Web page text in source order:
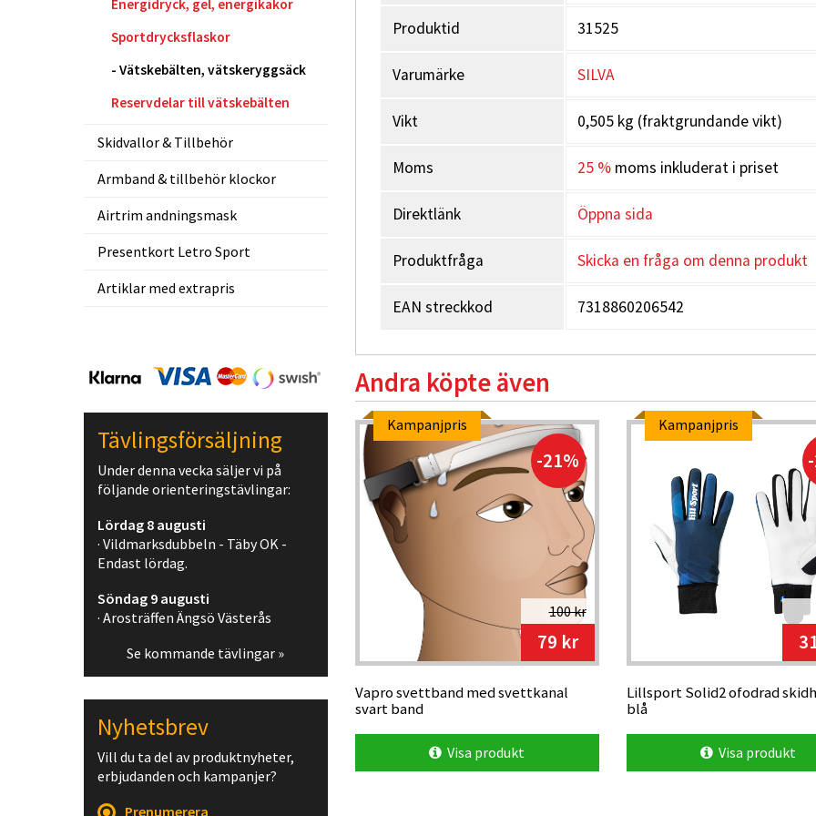
Energidryck, gel, energikakor
Sportdrycksflaskor
Vätskebälten, vätskeryggsäck
Reservdelar till vätskebälten
Skidvallor & Tillbehör
Armband & tillbehör klockor
Airtrim andningsmask
Presentkort Letro Sport
Artiklar med extrapris
Bärsystemet Silva Embrace
vikten fördelas jämnt och att
midjeremmarna. Baksidan i
Produktid 31525
Varumärke SILVA
Vikt 0,505 kg (fraktgrundande vikt)
Moms 25 %moms inkluderat i priset
Direktlänk Öppna sida
Produktfråga Skicka en fråga om denna produkt
EAN streckkod 7318860206542
Andra köpte även
Kampanjpris
-21%
100 kr
79 kr
Vapro svettband med svettkanal
svart band
Visa produkt
Kampanjpris
Lillsport Solid2 ofodrad
blå
Visa produkt
Tävlingsförsäljning
Under denna vecka säljer vi på
följande orienteringstävlingar:
Lördag 8 augusti
· Vildmarksdubbeln - Täby OK -
Endast lördag.
Söndag 9 augusti
· Arosträffen Ängsö Västerås
Se kommande tävlingar »
Nyhetsbrev
Vill du ta del av produktnyheter,
erbjudanden och kampanjer?
Prenumerera